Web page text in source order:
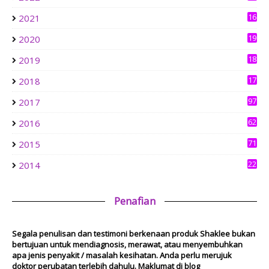
1 week ago
aziankhalil.com
Mesyuarat Badan Kebajikan Sekolah Agama dan Penyampaian
Hadiah
Show All
2021
16
2020
19
2019
18
2018
17
2017 97
2016 62
2015 71
2014 22
Penafian
Segala penulisan dan testimoni berkenaan produk Shaklee bukan
bertujuan untuk mendiagnosis, merawat, atau menyembuhkan
apa jenis penyakit / masalah kesihatan. Anda perlu merujuk
doktor perubatan terlebih dahulu. Maklumat di blog